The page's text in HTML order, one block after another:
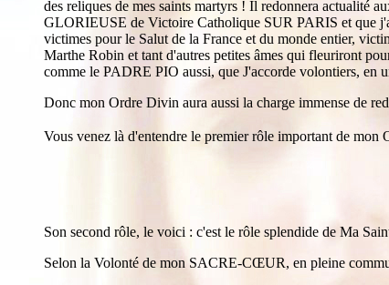
des reliques de mes saints martyrs ! Il redonnera actualité
GLORIEUSE de Victoire Catholique SUR PARIS et que
victimes pour le Salut de la France et du monde entier,
Marthe Robin et tant d'autres petites âmes qui fleuriront
comme le PADRE PIO aussi, que J'accorde volontiers, en
Donc mon Ordre Divin aura aussi la charge immense de
Vous venez là d'entendre le premier rôle important de mon
Son second rôle, le voici : c'est le rôle splendide de Ma
Selon la Volonté de mon SACRE-CŒUR, en pleine